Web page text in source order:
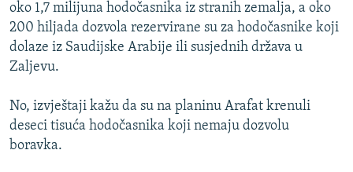
oko 1,7 milijuna hodočasnika iz stranih zemalja, a oko
200 hiljada dozvola rezervirane su za hodočasnike koji
dolaze iz Saudijske Arabije ili susjednih država u
Zaljevu.
No, izvještaji kažu da su na planinu Arafat krenuli
deseci tisuća hodočasnika koji nemaju dozvolu
boravka.